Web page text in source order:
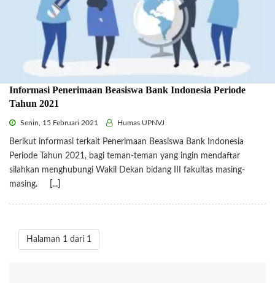
Informasi Penerimaan Beasiswa Bank Indonesia Periode
Tahun 2021
Senin, 15 Februari 2021 Humas UPNVJ
Berikut informasi terkait Penerimaan Beasiswa Bank Indonesia
Periode Tahun 2021, bagi teman-teman yang ingin mendaftar
silahkan menghubungi Wakil Dekan bidang III fakultas masing-
masing.
[...]
Halaman 1 dari 1